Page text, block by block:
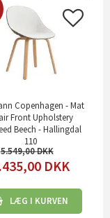
Copenhagen - Mat
Front Upholstery
Beech - Hallingdal
110
5.549,00
DKK
LÆG I KURVEN